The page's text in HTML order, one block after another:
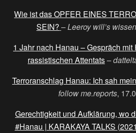
Wie ist das OPFER EINES
SEIN? –Leeroy will’s
1 Jahr nach Hanau – Gespräch
rassistischen Attentats–
Terroranschlag Hanau: Ich sah
follow me.reports,
Gerechtigkeit und Aufklärung, wo
#Hanau​ | KARAKAYA TALKS